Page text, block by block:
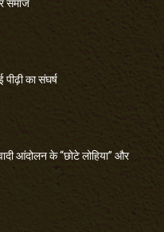
समाज
का संघर्ष
आंदोलन के “छोटे लोहिया” और